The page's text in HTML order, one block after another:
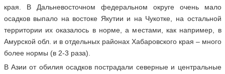
края. В Дальневосточном федеральном округе очень мало
осадков выпало на востоке Якутии и на Чукотке, на остальной
территории их оказалось в норме, а местами, как например, в
Амурской обл. и в отдельных районах Хабаровского края – много
более нормы (в 2-3 раза).
В Азии от обилия осадков пострадали северные и центральные